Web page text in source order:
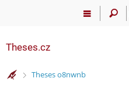
Theses.cz
>
Theses o8nwnb